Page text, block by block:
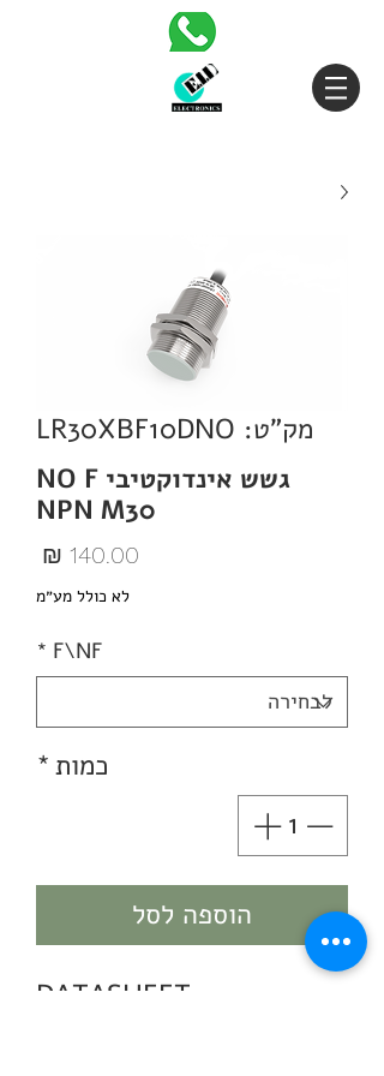
מק"ט: LR30XBF10DNO
גשש אינדוקטיבי NO F
NPN M30
לא כולל מע״מ
F\NF
*
כמות*
הוספה לסל
DATASHEET